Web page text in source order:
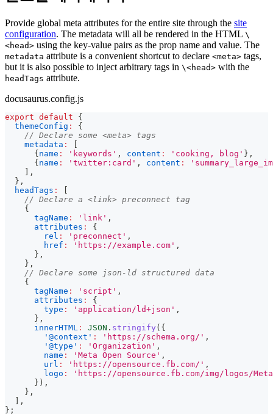
Provide global meta attributes for the entire site through the site
configuration. The metadata will all be rendered in the HTML \
<head> using the key-value pairs as the prop name and value. The
metadata attribute is a convenient shortcut to declare <meta> tags,
but it is also possible to inject arbitrary tags in \<head> with the
headTags attribute.
docusaurus.config.js
export default
{
themeConfig :
{
// Declare some <meta> tags
metadata :
{ name : 'keywords' , content : 'cooking, blog' } ,
{ name : 'twitter:card' , content :
,
} ,
headTags :
// Declare a <link> preconnect tag
{
tagName : 'link' ,
attributes :
{
rel : 'preconnect' ,
href : 'https://example.com' ,
} ,
} ,
// Declare some json-ld structured data
{
tagName : 'script' ,
attributes :
{
type : 'application/ld+json' ,
} ,
innerHTML : JSON . stringify ( {
'@context' : 'https://schema.org/' ,
'@type' : 'Organization' ,
name : 'Meta Open Source' ,
url : 'https://opensource.fb.com/' ,
logo :
'https://opensource.fb.com/img/logos/
} ) ,
} ,
,
} ;